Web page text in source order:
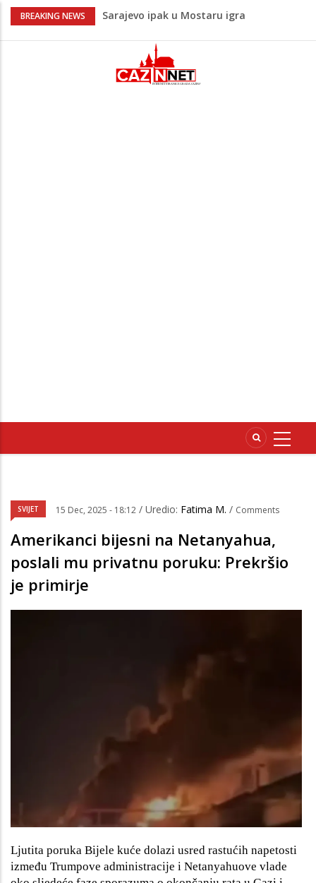
BREAKING NEWS
Sarajevo ipak u Mostaru igra
Premijer lige BiH
Lepa Brena pala na koncertu u Budvi
nakon kultnog zamaha nogom: "Nisi bio
SVIJET 15 Dec, 2025 - 18:12 / Uredio: Fatima M. / Comments
Amerikanci bijesni na Netanyahua,
poslali mu privatnu poruku: Prekršio
je primirje
Ljutita poruka Bijele kuće dolazi usred rastućih napetosti
između Trumpove administracije i Netanyahuove vlade